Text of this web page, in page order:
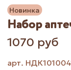
Новинка
арт.
Набор
1070 руб